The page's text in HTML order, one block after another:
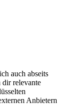
auch abseits
dir relevante
Anbietern